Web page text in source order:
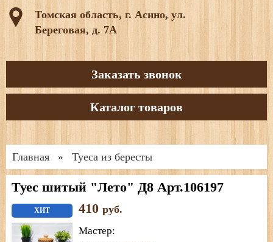
Томская область, г. Асино, ул.
Береговая, д. 7А
Заказать звонок
Каталог товаров
Главная » Туеса из бересты
Туес шитый "Лето" Д8 Арт.106197
ХИТ 410 руб.
Мастер: